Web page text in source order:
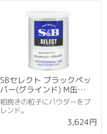
SBセレクト ブラックペッ
パー(グラインド) M缶
(210g)×3個セット
粗挽きの粒子にパウダーをブ
レンド。
3,624円